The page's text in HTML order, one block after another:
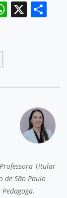
X
Titular
de São Paulo